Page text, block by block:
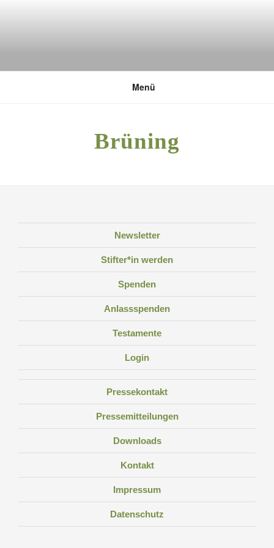
DEUTSCHE UMWELTSTIFTUNG
Menü
Brüning
Newsletter
Stifter*in werden
Spenden
Anlassspenden
Testamente
Login
Pressekontakt
Pressemitteilungen
Downloads
Kontakt
Impressum
Datenschutz